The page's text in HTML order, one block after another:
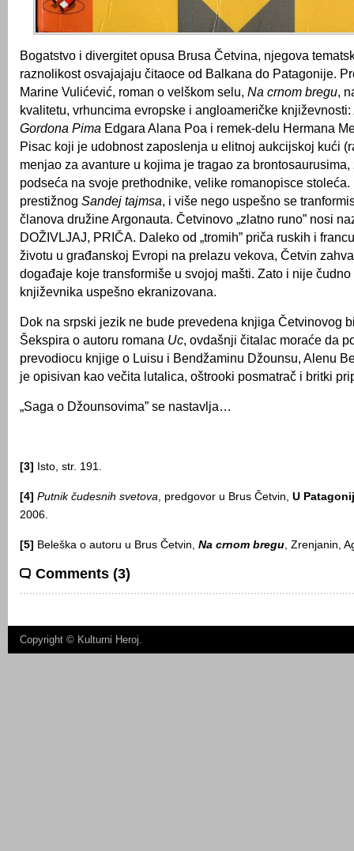
Bogatstvo i divergitet opusa Brusa Četvina, njegova
raznolikost osvajajaju čitaoce od Balkana do Patagonije.
Marine Vulićević, roman o velškom selu, Na crnom bregu,
kvalitetu, vrhuncima evropske i angloameričke književnosti:
Gordona Pima Edgara Alana Poa i remek-delu Hermana
Pisac koji je udobnost zaposlenja u elitnoj aukcijskoj kući
menjao za avanture u kojima je tragao za
podseća na svoje prethodnike, velike romanopisce stoleća.
prestižnog Sandej tajmsa, i više nego uspešno se
članova družine Argonauta. Četvinovo „zlatno runo” nosi
DOŽIVLJAJ, PRIČA. Daleko od „tromih” priča ruskih i
životu u građanskoj Evropi na prelazu vekova, Četvin
događaje koje transformiše u svojoj mašti. Zato i nije
književnika uspešno ekranizovana.
Dok na srpski jezik ne bude prevedena knjiga Četvinovog
Šekspira o autoru romana Uc, ovdašnji čitalac moraće da
prevodiocu knjige o Luisu i Bendžaminu Džounsu, Alenu
je opisivan kao večita lutalica, oštrooki posmatrač i britki
„Saga o Džounsovima” se nastavlja…
[3] Isto, str. 191.
[4] Putnik čudesnih svetova, predgovor u Brus Četvin, U
2006.
[5] Beleška o autoru u Brus Četvin, Na crnom bregu, Zrenjanin,
Comments (3)
Copyright © Kulturni Heroj.